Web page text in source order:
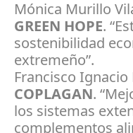
Mónica Murillo
GREEN HOPE.
sostenibilidad
extremeño”.
Francisco
COPLAGAN.
los sistemas
complementos